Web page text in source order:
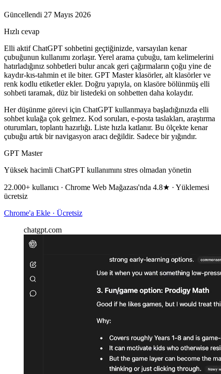
Güncellendi 27 Mayıs 2026
Hızlı cevap
Elli aktif ChatGPT sohbetini geçtiğinizde, varsayılan kenar
çubuğunun kullanımı zorlaşır. Yerel arama çubuğu, tam kelimelerini
hatırladığınız sohbetleri bulur ancak geri çağırmaların çoğu yine de
kaydır-kıs-tahmin et ile biter. GPT Master klasörler, alt klasörler ve
renk kodlu etiketler ekler. Doğru yapıyla, on klasöre bölünmüş elli
sohbeti taramak, düz bir listedeki on sohbetten daha kolaydır.
Her düşünme görevi için ChatGPT kullanmaya başladığınızda elli
sohbet kulağa çok gelmez. Kod soruları, e-posta taslakları, araştırma
oturumları, toplantı hazırlığı. Liste hızla katlanır. Bu ölçekte kenar
çubuğu artık bir navigasyon aracı değildir. Sadece bir yığındır.
GPT Master
Yüksek hacimli ChatGPT kullanımını stres olmadan yönetin
22.000+ kullanıcı · Chrome Web Mağazası'nda 4.8★ · Yüklemesi
ücretsiz
Chrome'a Ekle · Ücretsiz
chatgpt.com